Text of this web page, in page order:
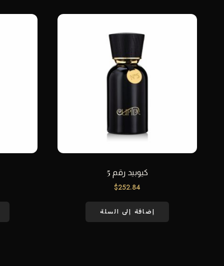
كيوبيد رقم 5
$252.84
إضافة إلى السلة